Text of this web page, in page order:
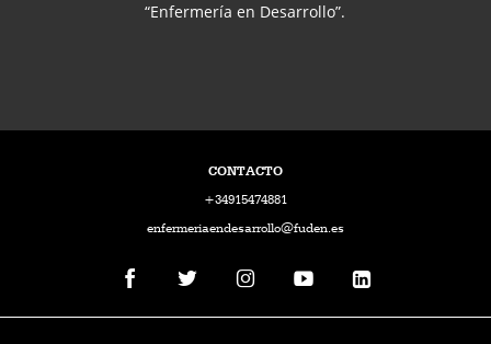
“Enfermería en Desarrollo”.
CONTACTO
+34915474881
enfermeriaendesarrollo@fuden.es